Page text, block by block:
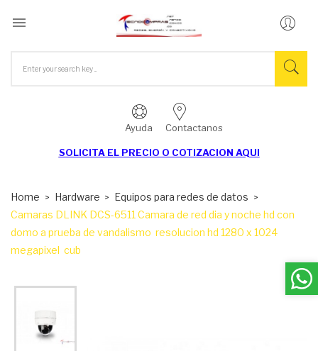

Ayuda Contactanos
SOLICITA EL PRECIO O COTIZACION AQUI
Home Hardware
Equipos para redes de datos
Camaras DLINK DCS-6511 Camara de red dia y noche hd con
domo a prueba de vandalismo  resolucion hd 1280 x 1024
megapixel  cub